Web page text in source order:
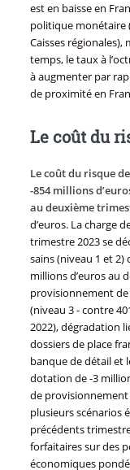
est en baisse en
politique monétaire
Caisses régionales),
temps, le taux à
à augmenter par
de proximité en
Le coût du
Le coût du risque
-854 millions
au deuxième
d’euros. La charge
trimestre 2023 se
sains (niveau 1 et 2)
millions d’euros au
provisionnement de
(niveau 3 - contre
2022), dégradation
dossiers de place
banque de détail et
dotation de -3
de
plusieurs scénarios
précédents
forfaitaires sur des
économiques